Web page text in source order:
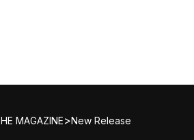
MAGAZINE>New Release